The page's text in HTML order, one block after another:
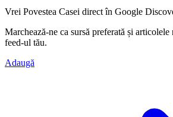
Vrei Povestea Casei direct în Google
Marchează-ne ca sursă preferată și articolele
feed-ul tău.
Adaugă